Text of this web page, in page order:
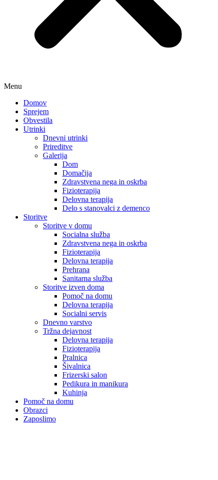
Menu
Domov
Sprejem
Obvestila
Utrinki
Dnevni utrinki
Prireditve
Galerija
Dom
Domačija
Zdravstvena nega in oskrba
Fizioterapija
Delovna terapija
Delo s stanovalci z demenco
Storitve
Storitve v domu
Socialna služba
Zdravstvena nega in oskrba
Fizioterapija
Delovna terapija
Prehrana
Sanitarna služba
Storitve izven doma
Pomoč na domu
Delovna terapija
Socialni servis
Dnevno varstvo
Tržna dejavnost
Delovna terapija
Fizioterapija
Pralnica
Šivalnica
Frizerski salon
Pedikura in manikura
Kuhinja
Pomoč na domu
Obrazci
Zaposlimo